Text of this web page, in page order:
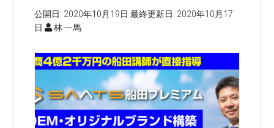
公開日: 2020年10月19日 最終更新日: 2020年10月17
日
林 一馬